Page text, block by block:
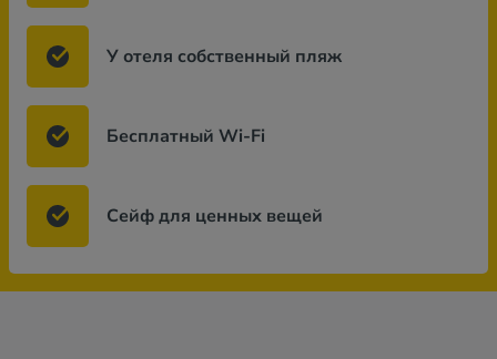
У отеля собственный пляж
Бесплатный Wi-Fi
Сейф для ценных вещей